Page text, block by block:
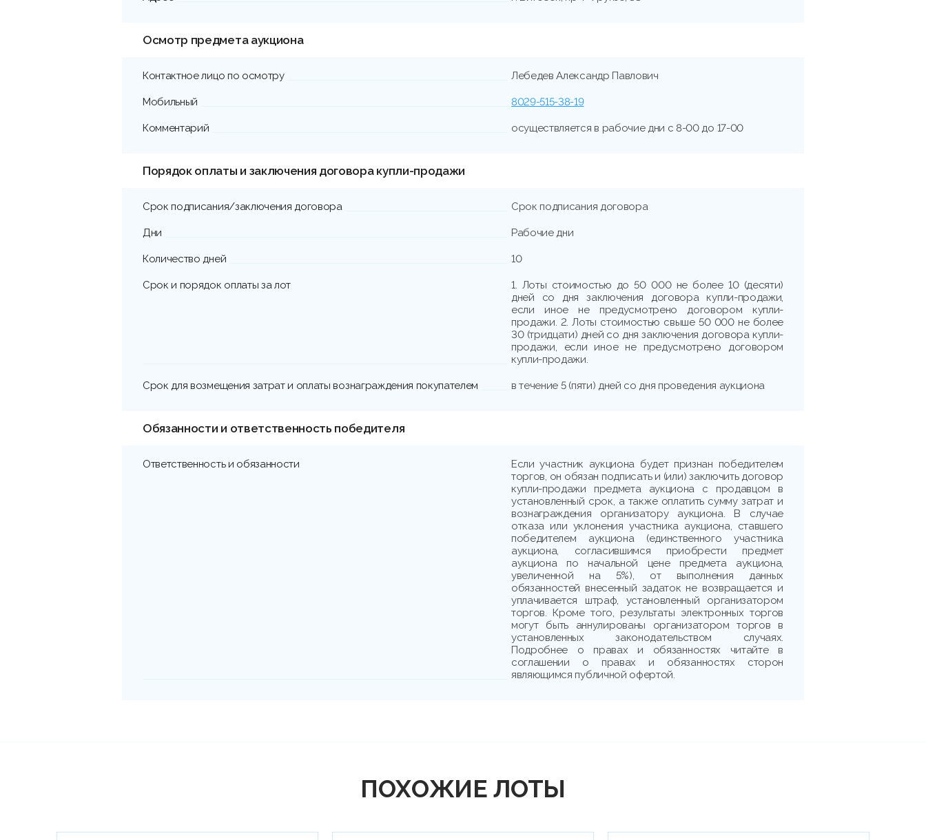
Осмотр предмета аукциона
Контактное лицо по осмотру Лебедев Александр Павлович
Мобильный 8029-515-38-19
Комментарий осуществляется в рабочие дни с 8-00 до 17-00
Порядок оплаты и заключения договора купли-продажи
Срок подписания/заключения договора Срок подписания договора
Дни Рабочие дни
Количество дней 10
Срок и порядок оплаты за лот
1. Лоты стоимостью до 50 000 не более 10 (десяти)
дней со дня заключения договора купли-продажи,
если иное не предусмотрено договором купли-
продажи. 2. Лоты стоимостью свыше 50 000 не более
30 (тридцати) дней со дня заключения договора купли-
продажи, если иное не предусмотрено договором
купли-продажи.
Срок для возмещения затрат и оплаты вознаграждения покупателем в течение 5 (пяти) дней со дня проведения аукциона
Обязанности и ответственность победителя
Ответственность и обязанности
Если участник аукциона будет признан победителем
торгов, он обязан подписать и (или) заключить договор
купли-продажи предмета аукциона с продавцом в
установленный срок, а также оплатить сумму затрат и
вознаграждения организатору аукциона. В случае
отказа или уклонения участника аукциона, ставшего
победителем аукциона (единственного участника
аукциона, согласившимся приобрести предмет
аукциона по начальной цене предмета аукциона,
увеличенной на 5%), от выполнения данных
обязанностей внесенный задаток не возвращается и
уплачивается штраф, установленный организатором
торгов. Кроме того, результаты электронных торгов
могут быть аннулированы организатором торгов в
установленных законодательством случаях.
Подробнее о правах и обязанностях читайте в
соглашении о правах и обязанностях сторон
являющимся публичной офертой.
ПОХОЖИЕ ЛОТЫ